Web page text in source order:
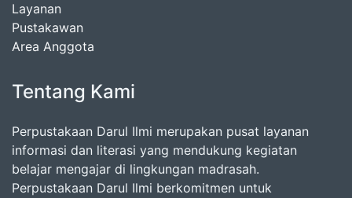
Layanan
Pustakawan
Area Anggota
Tentang Kami
Perpustakaan Darul Ilmi merupakan pusat layanan
informasi dan literasi yang mendukung kegiatan
belajar mengajar di lingkungan madrasah.
Perpustakaan Darul Ilmi berkomitmen untuk